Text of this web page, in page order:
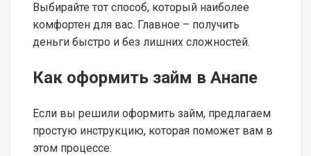
Выбирайте тот способ, который наиболее
комфортен для вас. Главное – получить
деньги быстро и без лишних сложностей.
Как оформить займ в Анапе
Если вы решили оформить займ, предлагаем
простую инструкцию, которая поможет вам в
этом процессе: